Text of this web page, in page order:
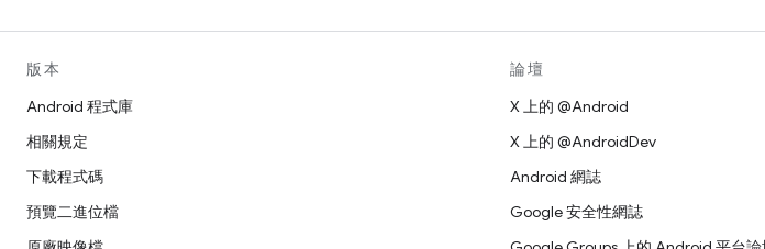
版本
Android 程式庫
相關規定
下載程式碼
預覽二進位檔
論壇
X 上的 @Android
X 上的 @AndroidDev
Android 網誌
Google 安全性網誌